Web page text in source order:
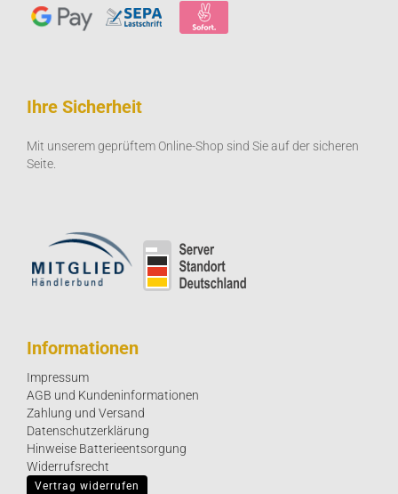
Ihre Sicherheit
Mit unserem geprüftem Online-Shop sind Sie auf der sicheren
Seite.
Informationen
Impressum
AGB und Kundeninformationen
Zahlung und Versand
Datenschutzerklärung
Hinweise Batterieentsorgung
Widerrufsrecht
Vertrag widerrufen